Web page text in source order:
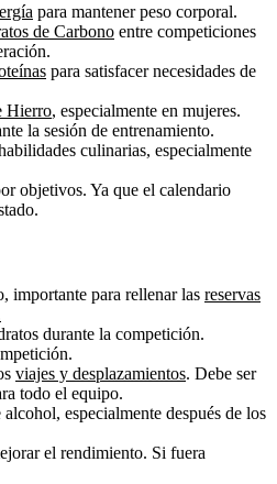
para mantener peso corporal.
de Carbono entre competiciones
para satisfacer necesidades de
Hierro, especialmente en mujeres.
la sesión de entrenamiento.
culinarias, especialmente
objetivos. Ya que el calendario
importante para rellenar las reservas
durante la competición.
viajes y desplazamientos. Debe ser
todo el equipo.
especialmente después de los
el rendimiento. Si fuera